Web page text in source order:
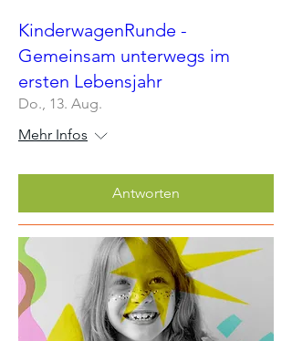
KinderwagenRunde -
Gemeinsam unterwegs im
ersten Lebensjahr
Do., 13. Aug.
Mehr Infos
Antworten